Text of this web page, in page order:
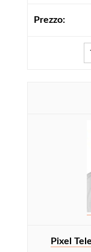
Pixel